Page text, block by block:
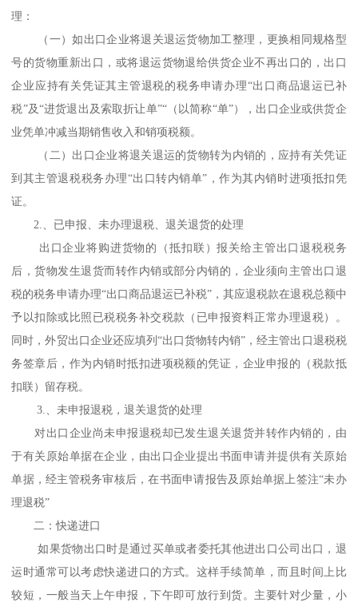
理：
（一）如出口企业将退关退运货物加工整理，更换相同规格型
号的货物重新出口，或将退运货物退给供货企业不再出口的，出口
企业应持有关凭证其主管退税的税务申请办理“出口商品退运已补
税”及“进货退出及索取折让单”“（以简称“单”），出口企业或供货企
业凭单冲减当期销售收入和销项税额。
（二）出口企业将退关退运的货物转为内销的，应持有关凭证
到其主管退税税务办理“出口转内销单”，作为其内销时进项抵扣凭
证。
2.、已申报、未办理退税、退关退货的处理
出口企业将购进货物的（抵扣联）报关给主管出口退税税务
后，货物发生退货而转作内销或部分内销的，企业须向主管出口退
税的税务申请办理“出口商品退运已补税”，其应退税款在退税总额中
予以扣除或比照已税税务补交税款（已申报资料正常办理退税）。
同时，外贸出口企业还应填列“出口货物转内销”，经主管出口退税税
务签章后，作为内销时抵扣进项税额的凭证，企业申报的（税款抵
扣联）留存税。
3.、未申报退税，退关退货的处理
对出口企业尚未申报退税却已发生退关退货并转作内销的，由
于有关原始单据在企业，由出口企业提出书面申请并提供有关原始
单据，经主管税务审核后，在书面申请报告及原始单据上签注“未办
理退税”
二：快递进口
如果货物出口时是通过买单或者委托其他进出口公司出口，退
运时通常可以考虑快递进口的方式。这样手续简单，而且时间上比
较短，一般当天上午申报，下午即可放行到货。主要针对少量，小